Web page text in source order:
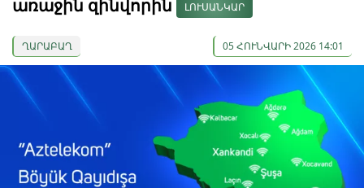
առաջին զինվորին
ԼՈՒՍԱՆԿԱՐ
ՂԱՐԱԲԱՂ 05 ՀՈՒՆՎԱՐԻ 2026 14:01